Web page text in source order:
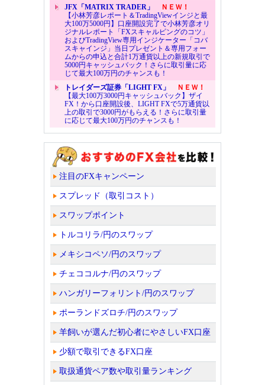
JFX「MATRIX TRADER」
ＮＥＷ！
【小林芳彦レポート＆TradingViewインジと最
大100万5000円】口座開設完了で小林芳彦オリ
ジナルレポート「FXスキャルピングのコツ」
およびTradingView専用インジケーター「コバ
スキャインジ」当日プレゼント＆専用フォー
ムからの申込と合計1万通貨以上の新規取引で
5000円キャッシュバック！さらに取引量に応
じて最大100万円のチャンスも！
トレイダーズ証券「LIGHT FX」
ＮＥＷ！
【最大100万3000円キャッシュバック】ザイ
FX！から口座開設後、LIGHT FXで5万通貨以
上の取引で3000円がもらえる！さらに取引量
に応じて最大100万円のチャンスも！
注目のFXキャンペーン
スプレッド（取引コスト）
スワップポイント
トルコリラ/円のスワップ
メキシコペソ/円のスワップ
チェココルナ/円のスワップ
ハンガリーフォリント/円のスワップ
ポーランドズロチ/円のスワップ
羊飼いが選んだ初心者にやさしいFX口座
少額で取引できるFX口座
取扱通貨ペア数や取引量ランキング